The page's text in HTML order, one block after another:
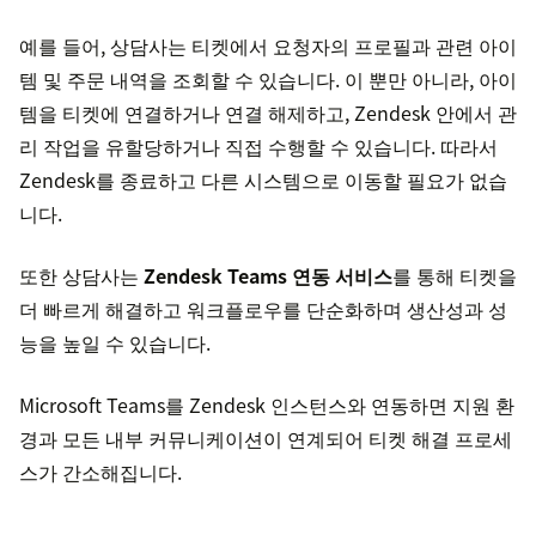
예를 들어, 상담사는 티켓에서 요청자의 프로필과 관련 아이
템 및 주문 내역을 조회할 수 있습니다. 이 뿐만 아니라, 아이
템을 티켓에 연결하거나 연결 해제하고, Zendesk 안에서 관
리 작업을 유할당하거나 직접 수행할 수 있습니다. 따라서
Zendesk를 종료하고 다른 시스템으로 이동할 필요가 없습
니다.
또한 상담사는 Zendesk Teams 연동 서비스를 통해 티켓을
더 빠르게 해결하고 워크플로우를 단순화하며 생산성과 성
능을 높일 수 있습니다.
Microsoft Teams를 Zendesk 인스턴스와 연동하면 지원 환
경과 모든 내부 커뮤니케이션이 연계되어 티켓 해결 프로세
스가 간소해집니다.